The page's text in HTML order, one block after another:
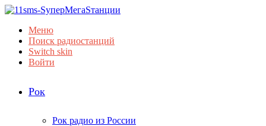
Меню
Поиск радиостанций
Switch skin
Войти
Рок
Рок радио из России